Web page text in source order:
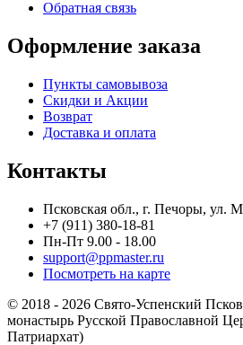
Обратная связь
Оформление заказа
Пункты самовывоза
Скидки и Акции
Возврат
Доставка и оплата
Контакты
Псковская обл., г. Печоры, ул.
+7 (911) 380-18-81
Пн-Пт 9.00 - 18.00
support@ppmaster.ru
Посмотреть на карте
© 2018 - 2026 Свято-Успенский
монастырь Русской Православной
Патриархат)